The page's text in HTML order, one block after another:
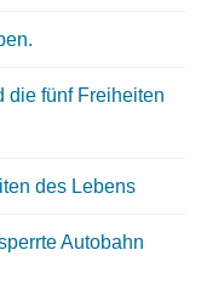
die fünf Freiheiten
des Lebens
Autobahn